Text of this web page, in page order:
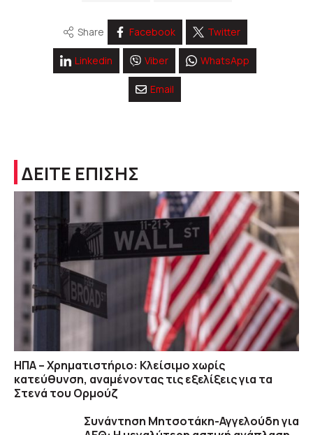
Share Facebook Twitter
Linkedin Viber WhatsApp
Email
ΔΕΙΤΕ ΕΠΙΣΗΣ
ΗΠΑ – Χρηματιστήριο: Κλείσιμο χωρίς
κατεύθυνση, αναμένοντας τις εξελίξεις για τα
Στενά του Ορμούζ
Συνάντηση Μητσοτάκη-Αγγελούδη για